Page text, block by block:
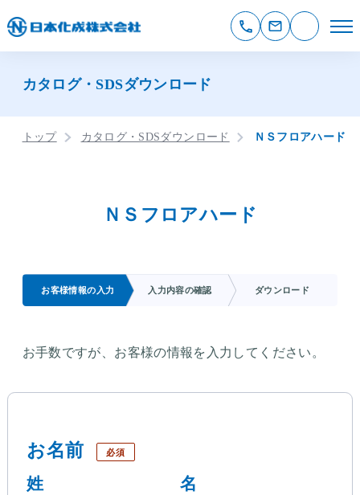
カタログ・SDSダウンロード
トップ カタログ・SDSダウンロード ＮＳフロアハード
ＮＳフロアハード
お客様情報の入力 入力内容の確認 ダウンロード
お手数ですが、お客様の情報を入力してください。
お名前 必須
姓 名